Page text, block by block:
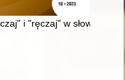
56 (2023)
i "ręczaj" w